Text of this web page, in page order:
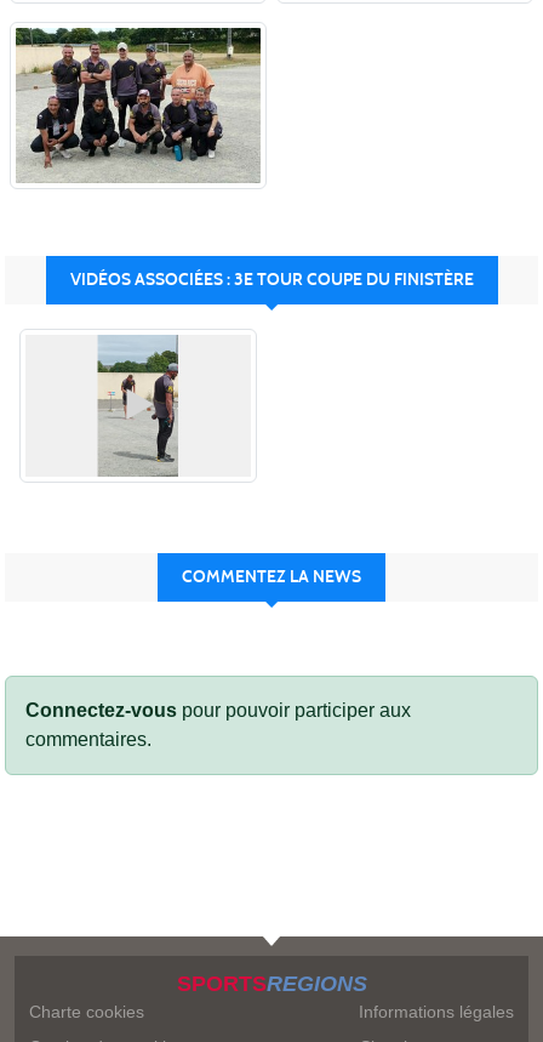
VIDÉOS ASSOCIÉES : 3E TOUR COUPE DU FINISTÈRE
COMMENTEZ LA NEWS
Connectez-vous pour pouvoir participer aux
commentaires.
SPORTSREGIONS
Charte cookies
Informations légales